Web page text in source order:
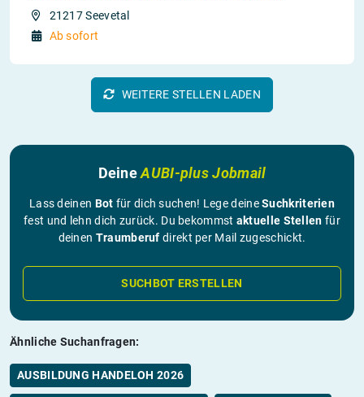
21217 Seevetal
Ab sofort
WEITERE STELLEN LADEN
DeineAUBI-plus Jobmail
Lass deinen Bot für dich suchen! Lege deineSuchkriterien
fest und lehn dich zurück. Du bekommst aktuelle Stellen für
deinen Traumberuf direkt per Mail zugeschickt.
SUCHBOT ERSTELLEN
Ähnliche Suchanfragen:
AUSBILDUNG HANDELOH 2026